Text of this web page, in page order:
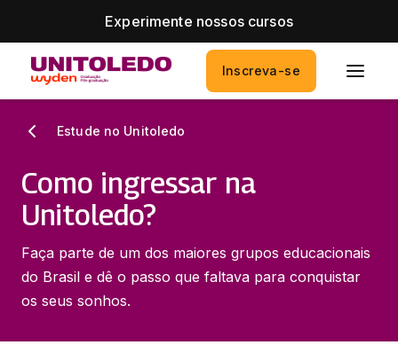
Experimente nossos cursos
Inscreva-se
Estude no Unitoledo
Como ingressar na
Unitoledo?
Faça parte de um dos maiores grupos educacionais
do Brasil e dê o passo que faltava para conquistar
os seus sonhos.